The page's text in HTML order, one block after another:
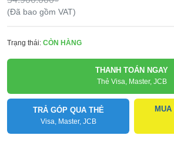
(Đã bao gồm VAT)
Trạng thái: CÒN HÀNG
THANH TOÁN NGAY
Thẻ Visa, Master, JCB
TRẢ GÓP QUA THẺ
Visa, Master, JCB
MUA